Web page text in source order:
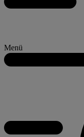
Menü